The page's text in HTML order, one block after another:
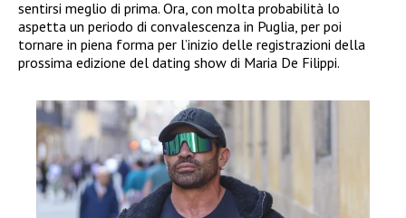
sentirsi meglio di prima. Ora, con molta probabilità lo
aspetta un periodo di convalescenza in Puglia, per poi
tornare in piena forma per l’inizio delle registrazioni della
prossima edizione del dating show di Maria De Filippi.